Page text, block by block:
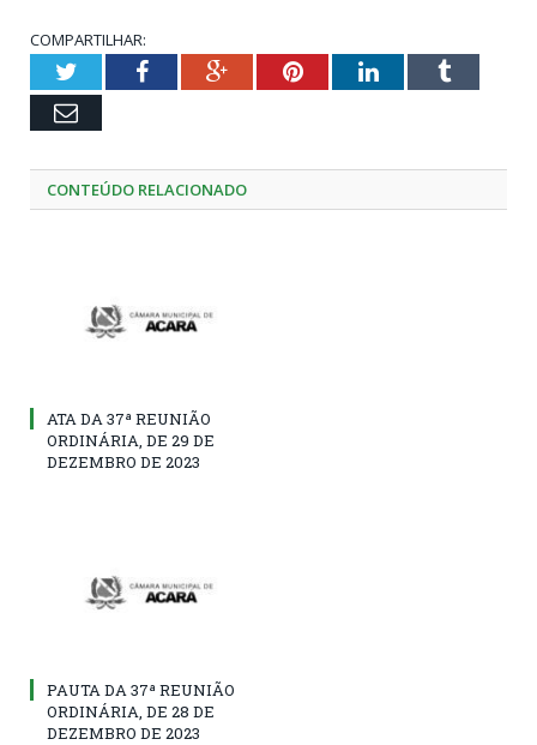
COMPARTILHAR:
TwitterFacebookGoogle+PinterestLinkedInTumblr
Email
CONTEÚDO RELACIONADO
ATA DA 37ª REUNIÃO
ORDINÁRIA, DE 29 DE
DEZEMBRO DE 2023
PAUTA DA 37ª REUNIÃO
ORDINÁRIA, DE 28 DE
DEZEMBRO DE 2023